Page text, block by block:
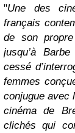
"Une des
français
de son
jusqu’à
cessé
femmes
conjugue avec
cinéma de
clichés qui